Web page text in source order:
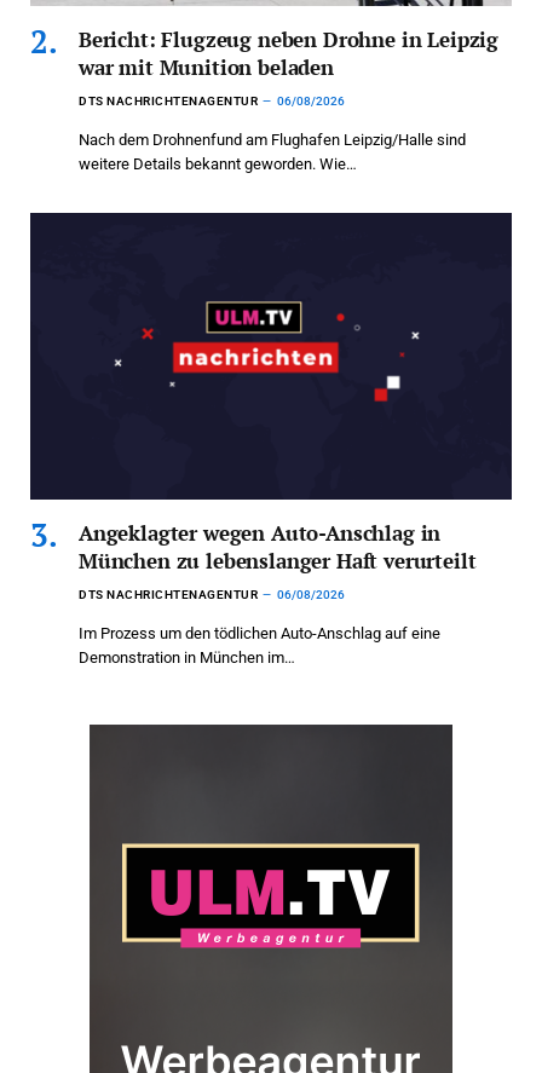
Bericht: Flugzeug neben Drohne in Leipzig
war mit Munition beladen
DTS NACHRICHTENAGENTUR 06/08/2026
Nach dem Drohnenfund am Flughafen Leipzig/Halle sind
weitere Details bekannt geworden. Wie…
Angeklagter wegen Auto-Anschlag in
München zu lebenslanger Haft verurteilt
DTS NACHRICHTENAGENTUR 06/08/2026
Im Prozess um den tödlichen Auto-Anschlag auf eine
Demonstration in München im…